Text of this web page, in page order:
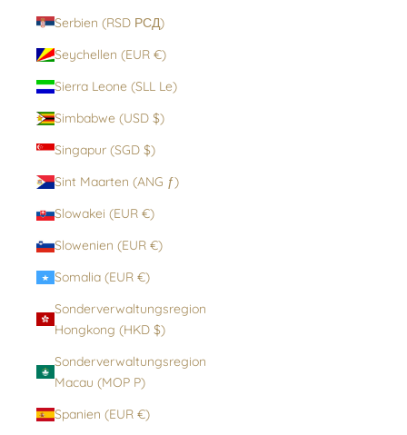
Serbien (RSD РСД)
Seychellen (EUR €)
Sierra Leone (SLL Le)
Simbabwe (USD $)
Singapur (SGD $)
Sint Maarten (ANG ƒ)
Slowakei (EUR €)
Slowenien (EUR €)
Somalia (EUR €)
Sonderverwaltungsregion
Hongkong (HKD $)
Sonderverwaltungsregion
Macau (MOP P)
Spanien (EUR €)